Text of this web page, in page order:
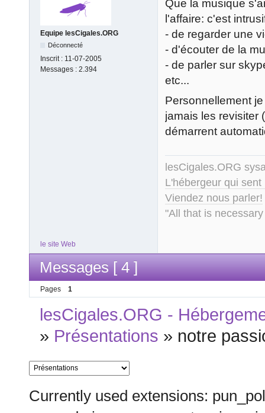
Equipe lesCigales.ORG
Déconnecté
Inscrit : 11-07-2005
Messages : 2.394
Que la musique
l'affaire: c'est
- de regarder une
- d'écouter de la
- de parler sur
etc...
Personnellement
jamais les revisiter
démarrent
lesCigales.ORG
L'hébergeur qui
Viendez nous parler!
"All that is
le site Web
Messages [ 4 ]
Pages 1
lesCigales.ORG -
» Présentations » notre
Currently used extensions: